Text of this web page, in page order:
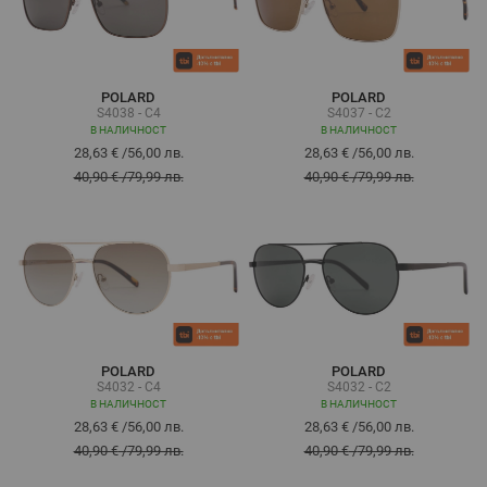
POLARD
S4038 - C4
В НАЛИЧНОСТ
28,63 €/56,00 лв.
40,90 €/79,99 лв.
POLARD
S4037 - C2
В НАЛИЧНОСТ
28,63 €/56,00 лв.
40,90 €/79,99 лв.
POLARD
S4032 - C4
В НАЛИЧНОСТ
28,63 €/56,00 лв.
40,90 €/79,99 лв.
POLARD
S4032 - C2
В НАЛИЧНОСТ
28,63 €/56,00 лв.
40,90 €/79,99 лв.